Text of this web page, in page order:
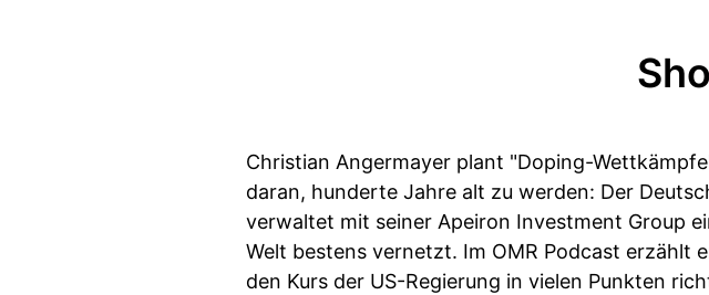
Christian Angermayer plant "Doping-
daran, hunderte Jahre alt zu werden: Der
verwaltet mit seiner Apeiron Investment Group
Welt bestens vernetzt. Im OMR Podcast erzählt
den Kurs der US-Regierung in vielen Punkten